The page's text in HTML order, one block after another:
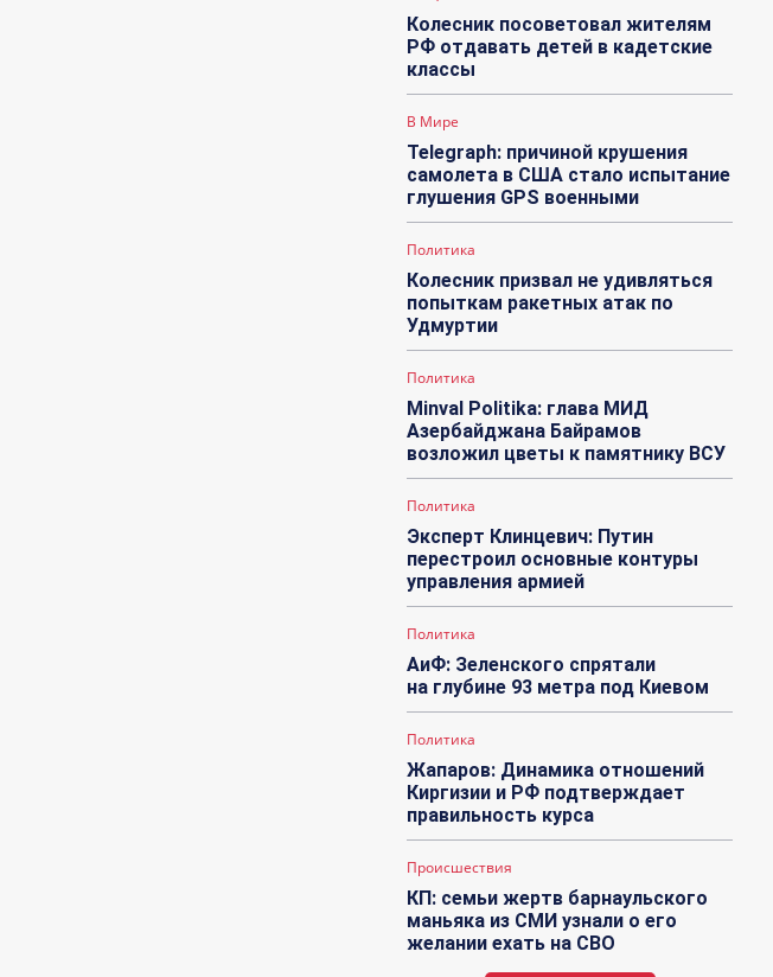
Колесник посоветовал жителям
РФ отдавать детей в кадетские
классы
В Мире
Telegraph: причиной крушения
самолета в США стало испытание
глушения GPS военными
Политика
Колесник призвал не удивляться
попыткам ракетных атак по
Удмуртии
Политика
Minval Politika: глава МИД
Азербайджана Байрамов
возложил цветы к памятнику ВСУ
Политика
Эксперт Клинцевич: Путин
перестроил основные контуры
управления армией
Политика
АиФ: Зеленского спрятали
на глубине 93 метра под Киевом
Политика
Жапаров: Динамика отношений
Киргизии и РФ подтверждает
правильность курса
Происшествия
КП: семьи жертв барнаульского
маньяка из СМИ узнали о его
желании ехать на СВО